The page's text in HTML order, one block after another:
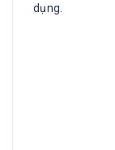
dụng.